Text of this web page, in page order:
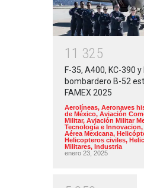
1 1 325
F-35, A400, KC-390
bombardero B-52
FAMEX 2025
Aerolíneas, Aeronaves
de México, Aviación
Militar, Aviación Militar
Tecnología e Innovacion,
Aérea Mexicana,
Helicopteros civiles,
Militares, Industria
enero 23, 2025